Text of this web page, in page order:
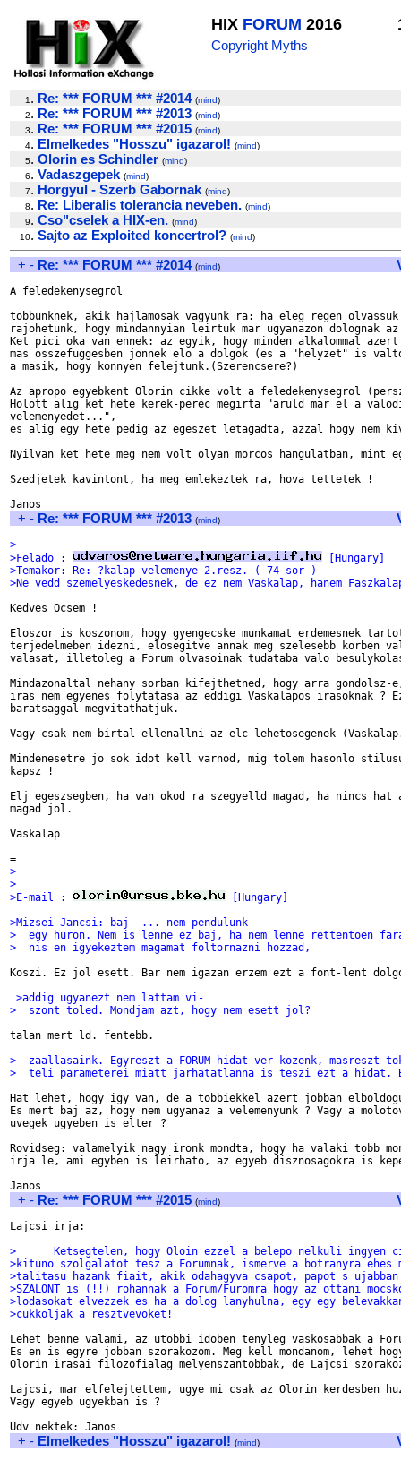
HIX FORUM 2016
Copyright Myths
1 . Re: *** FORUM *** #2014 (mind)
2. Re: *** FORUM *** #2013 (mind)
3. Re: *** FORUM *** #2015 (mind)
4. Elmelkedes "Hosszu" igazarol! (mind)
5. Olorin es Schindler (mind)
6. Vadaszgepek (mind)
7. Horgyul - Szerb Gabornak (mind)
8. Re: Liberalis tolerancia neveben. (mind)
9. Cso"cselek a HIX-en. (mind)
10. Sajto az Exploited koncertrol? (mind)
+ - Re: *** FORUM *** #2014 (mind)
A feledekenysegrol
tobbunknek, akik hajlamosak vagyunk ra: ha eleg regen
rajohetunk, hogy mindannyian leirtuk mar ugyanazon dolognak
Ket pici oka van ennek: az egyik, hogy minden alkalommal
mas osszefuggesben jonnek elo a dolgok (es a "helyzet" is
a masik, hogy konnyen felejtunk.(Szerencsere?)
Az apropo egyebkent Olorin cikke volt a feledekenysegrol
Holott alig ket hete kerek-perec megirta "aruld mar el a
velemenyedet...",
es alig egy hete pedig az egeszet letagadta, azzal hogy nem
Nyilvan ket hete meg nem volt olyan morcos hangulatban, mint
Szedjetek kavintont, ha meg emlekeztek ra, hova tettetek !
+ - Re: *** FORUM *** #2013 (mind)
>
>Felado :
[Hungary]
>Temakor: Re: ?kalap velemenye 2.resz. ( 74 sor )
>Ne vedd szemelyeskedesnek, de ez nem Vaskalap, hanem
Kedves Ocsem !
Eloszor is koszonom, hogy gyengecske munkamat erdemesnek
terjedelmeben idezni, elosegitve annak meg szelesebb korben
valasat, illetoleg a Forum olvasoinak tudataba valo
Mindazonaltal nehany sorban kifejthetned, hogy arra gondolsz-
iras nem egyenes folytatasa az eddigi Vaskalapos irasoknak ?
baratsaggal megvitathatjuk.
Vagy csak nem birtal ellenallni az elc lehetosegenek
Mindenesetre jo sok idot kell varnod, mig tolem hasonlo
kapsz !
Elj egeszsegben, ha van okod ra szegyelld magad, ha nincs hat
magad jol.
Vaskalap
>- - - - - - - - - - - - - - - - - - - - - - - - - - - -
>
>E-mail :
[Hungary]
>Mizsei Jancsi: baj  ... nem pendulunk
>  egy huron. Nem is lenne ez baj, ha nem lenne rettentoen
>  nis en igyekeztem magamat foltornazni hozzad,
Koszi. Ez jol esett. Bar nem igazan erzem ezt a font-lent
>addig ugyanezt nem lattam vi-
>  szont toled. Mondjam azt, hogy nem esett jol?
talan mert ld. fentebb.
>  zaallasaink. Egyreszt a FORUM hidat ver kozenk, masreszt
>  teli parameterei miatt jarhatatlanna is teszi ezt a hidat.
Hat lehet, hogy igy van, de a tobbiekkel azert jobban
Es mert baj az, hogy nem ugyanaz a velemenyunk ? Vagy a
uvegek ugyeben is elter ?
Rovidseg: valamelyik nagy ironk mondta, hogy ha valaki tobb
irja le, ami egyben is leirhato, az egyeb disznosagokra is
+ - Re: *** FORUM *** #2015 (mind)
Lajcsi irja:
>      Ketsegtelen, hogy Oloin ezzel a belepo nelkuli ingyen
>kituno szolgalatot tesz a Forumnak, ismerve a botranyra ehes
>talitasu hazank fiait, akik odahagyva csapot, papot s ujabban
>SZALONT is (!!) rohannak a Forum/Furomra hogy az ottani
>lodasokat elvezzek es ha a dolog lanyhulna, egy egy
>cukkoljak a resztvevoket!
Lehet benne valami, az utobbi idoben tenyleg vaskosabbak a
Es en is egyre jobban szorakozom. Meg kell mondanom, lehet
Olorin irasai filozofialag melyenszantobbak, de Lajcsi
Lajcsi, mar elfelejtettem, ugye mi csak az Olorin kerdesben
Vagy egyeb ugyekban is ?
+ - Elmelkedes "Hosszu" igazarol! (mind)